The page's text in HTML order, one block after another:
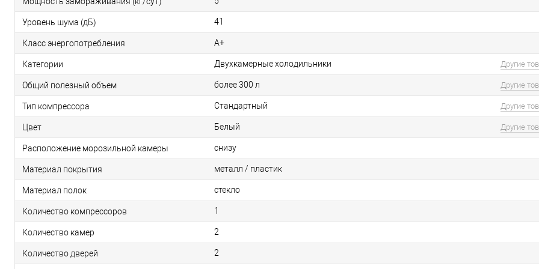
Уровень шума (дБ) 41
Класс энергопотребления А+
Категории Двухкамерные холодильники Другие
Общий полезный объем более 300 л Другие
Тип компрессора Стандартный Другие
Цвет Белый Другие
Расположение морозильной камеры снизу
Материал покрытия металл / пластик
Материал полок стекло
Количество компрессоров 1
Количество камер 2
Количество дверей 2